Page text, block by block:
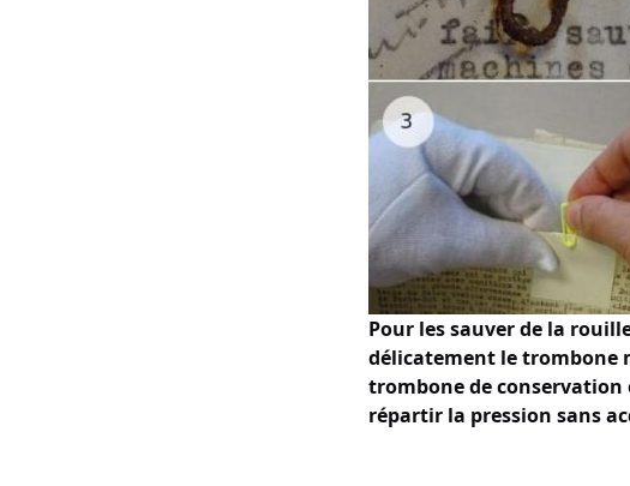
Pour les sauver de la
délicatement le trombone
trombone de
répartir la pression sans